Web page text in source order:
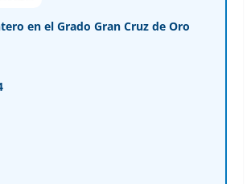
en el Grado Gran Cruz de Oro